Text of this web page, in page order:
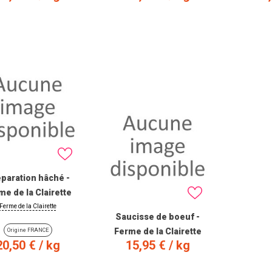
hâché -
de la Clairette
de la Clairette
Origine FRANCE
€ / kg
Saucisse de boeuf -
Ferme de la Clairette
Prix
15,95 € / kg